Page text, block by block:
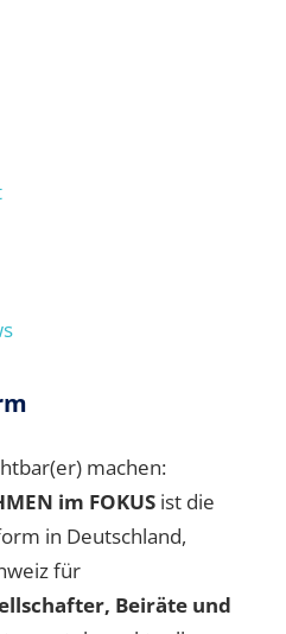
machen:
im FOKUS ist die
in Deutschland,
für
Beiräte und